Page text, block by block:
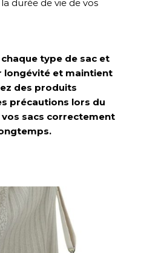
durée de vie de vos
type de sac et
longévité et maintient
des produits
précautions lors du
sacs correctement